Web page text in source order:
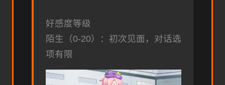
好感度等级
陌生（0-20）：初次见面，对话选
项有限